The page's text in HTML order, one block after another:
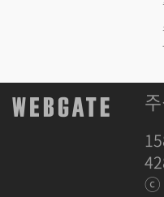
ⓒ